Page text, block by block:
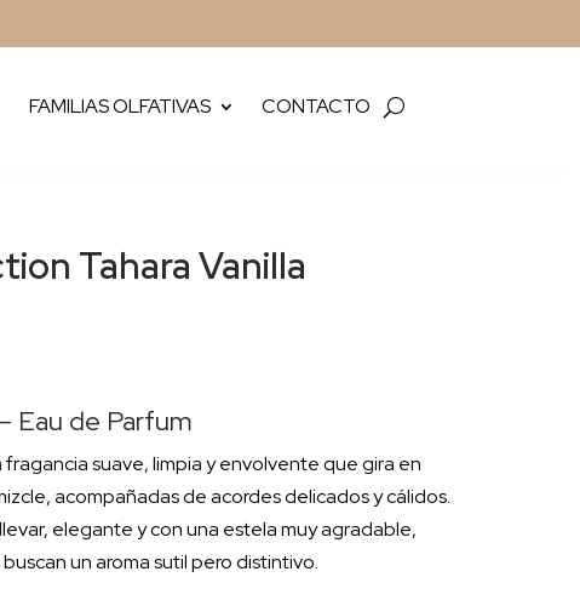
FAMILIAS OLFATIVAS CONTACTO
Tahara Vanilla
Eau de Parfum
suave, limpia y envolvente que gira en
acompañadas de acordes delicados y cálidos.
elegante y con una estela muy agradable,
un aroma sutil pero distintivo.